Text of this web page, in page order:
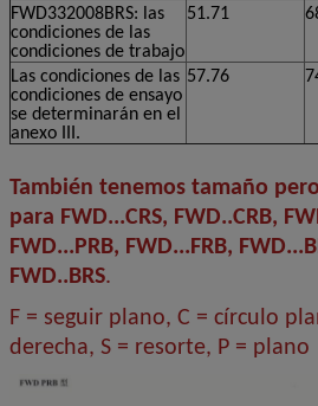
FWD332008BRS: las
condiciones de las
condiciones de trabajo
51.71
Las condiciones de las
condiciones de ensayo
se determinarán en el
anexo III.
57.76
También tenemos tamaño
para FWD...CRS, FWD..CRB,
FWD...PRB, FWD...FRB,
FWD..BRS.
F = seguir plano, C = círculo
derecha, S = resorte, P = plano